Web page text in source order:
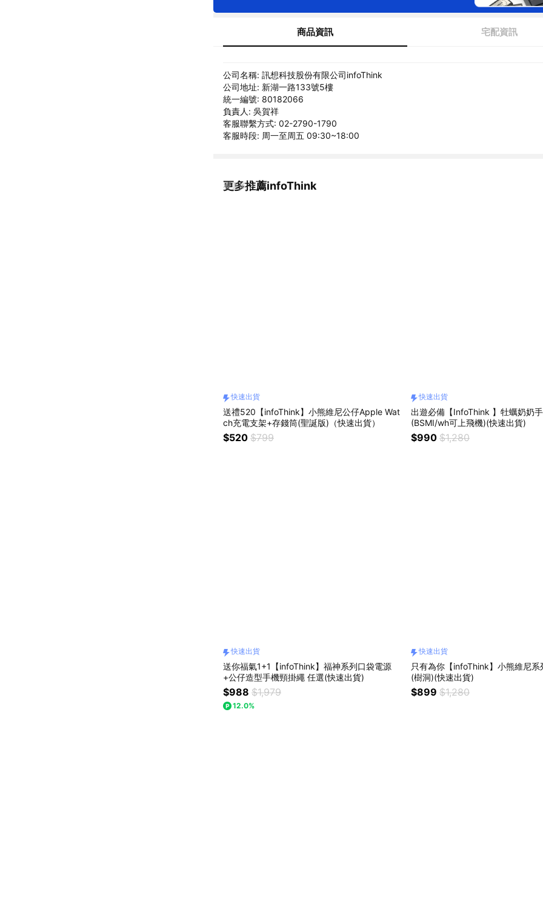
商品資訊 宅配資訊
公司名稱: 訊想科技股份有限公司infoThink
公司地址: 新湖一路133號5樓
統一編號: 80182066
負責人: 吳賀祥
客服聯繫方式: 02-2790-1790
客服時段: 周一至周五 09:30~18:00
更多推薦infoThink
看更多
快速出貨
送禮520【infoThink】小熊維尼公仔Apple Wat
ch充電支架+存錢筒(聖誕版)（快速出貨）
$520 $799
快速出貨
出遊必備【InfoThink 】牡蠣奶奶
(BSMI/wh可上飛機)(快速出貨)
$990 $1,280
快速出貨
送你福氣1+1【infoThink】福神系列口袋電源
+公仔造型手機頸掛繩 任選(快速出貨)
$988 $1,979
12.0%
快速出貨
只有為你【infoThink】小熊維尼系
(樹洞)(快速出貨)
$899 $1,280